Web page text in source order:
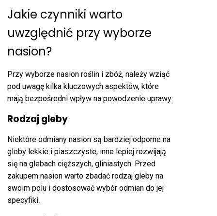
Jakie czynniki warto
uwzględnić przy wyborze
nasion?
Przy wyborze nasion roślin i zbóż, należy wziąć
pod uwagę kilka kluczowych aspektów, które
mają bezpośredni wpływ na powodzenie uprawy:
Rodzaj gleby
Niektóre odmiany nasion są bardziej odporne na
gleby lekkie i piaszczyste, inne lepiej rozwijają
się na glebach cięższych, gliniastych. Przed
zakupem nasion warto zbadać rodzaj gleby na
swoim polu i dostosować wybór odmian do jej
specyfiki.